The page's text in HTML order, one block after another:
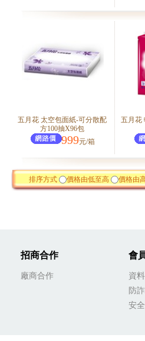
五月花 太空包面紙-可分散配
方100抽X96包
999元/箱
五月花
排序方式 價格由低至高 價格由
招商合作
廠商合作
會
資
防
安